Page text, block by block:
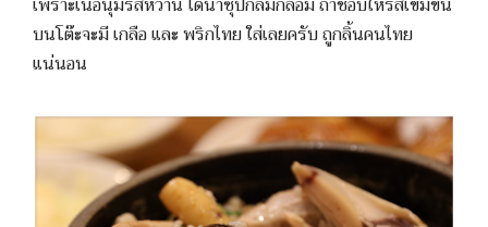
บนโต๊ะจะมี เกลือ และ พริกไทย ใส่เลยครับ ถูกลิ้นคนไทย
แน่นอน